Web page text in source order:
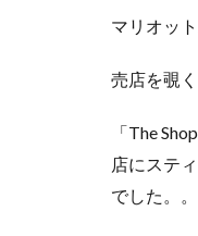
4
ェ
ン
グ
ラ
マリオッ
売店を覗
「The
店にステ
でした。。